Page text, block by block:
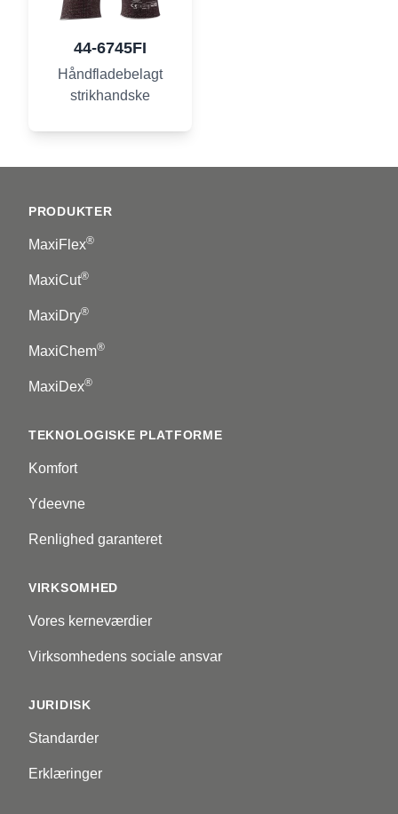
44-6745FI
Håndfladebelagt
strikhandske
PRODUKTER
MaxiFlex®
MaxiCut®
MaxiDry®
MaxiChem®
MaxiDex®
TEKNOLOGISKE PLATFORME
Komfort
Ydeevne
Renlighed garanteret
VIRKSOMHED
Vores kerneværdier
Virksomhedens sociale ansvar
JURIDISK
Standarder
Erklæringer